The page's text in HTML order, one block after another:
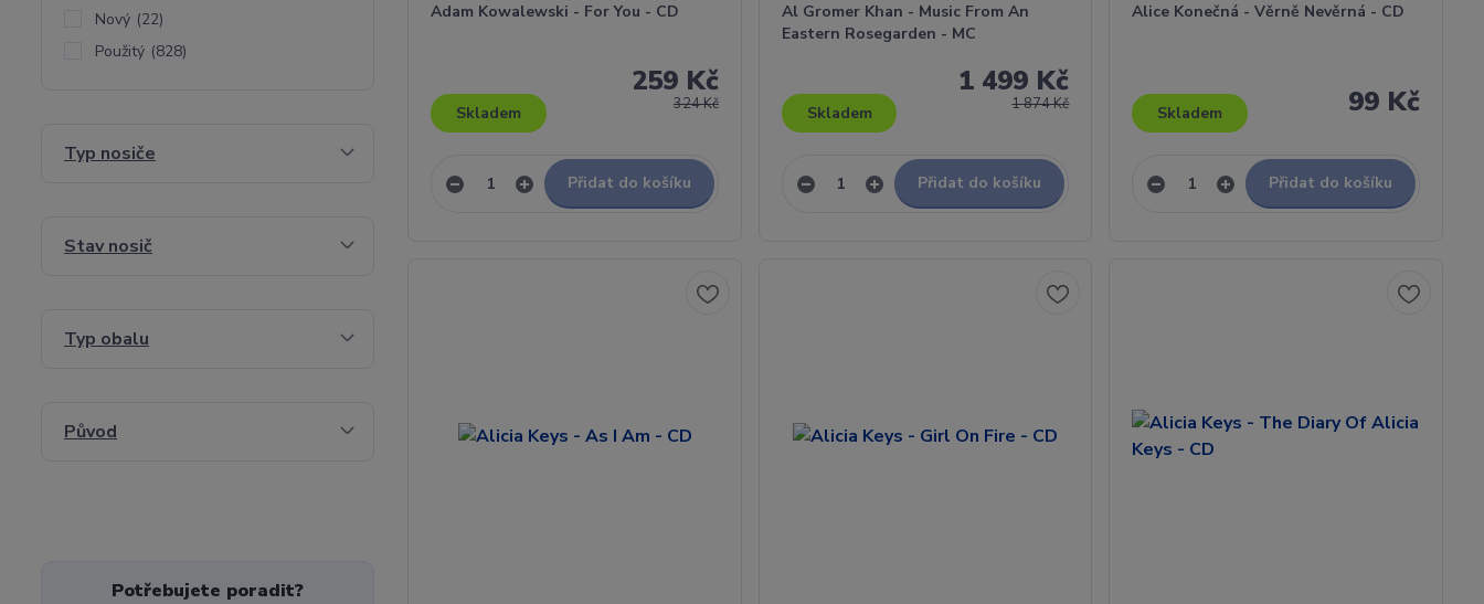
Adam Kowalewski - For You - CD
324 Kč
259 Kč
Skladem
Přidat do košíku
Al Gromer Khan - Music From An
Eastern Rosegarden - MC
1 874 Kč
1 499 Kč
Skladem
Přidat do košíku
Alice Konečná - Věrně Nevěrná - CD
99 Kč
Skladem
Přidat do košíku
Nový (22)
Použitý (828)
Typ nosiče
Stav nosič
Typ obalu
Původ
Potřebujete poradit?